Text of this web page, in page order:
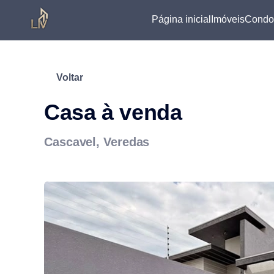
Página inicial Imóveis
Voltar
Casa à venda
Cascavel, Veredas